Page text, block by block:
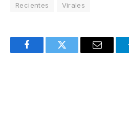
Recientes Virales
FacebookTwitter Email